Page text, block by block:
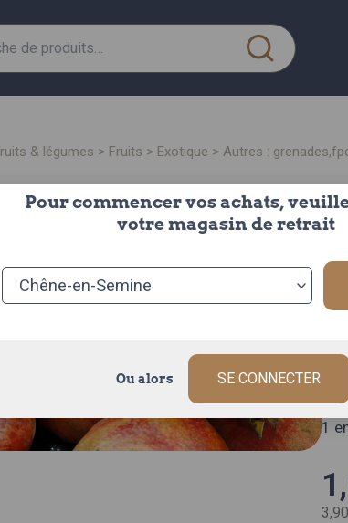
fruits & légumes > fruits > exotique > autres :
La
1
Pour commencer vos achats,
votre magasin de retrait
Ou alors SE CONNECTER